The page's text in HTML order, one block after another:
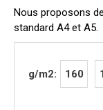
Nous proposons
standard A4 et A5.
g/m2: 160